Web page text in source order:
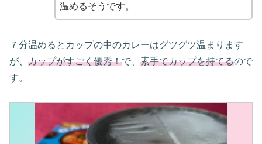
温めるそうです。
７分温めるとカップの中のカレーはグツグツ温まります
が、 カップがすごく優秀！で、 素手でカップを持てるので
す。